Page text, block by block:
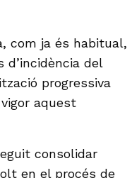
com ja és habitual,
del
progressiva
aquest
consolidar
en el procés de